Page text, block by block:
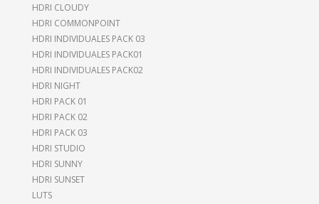
HDRI CLOUDY
HDRI COMMONPOINT
HDRI INDIVIDUALES PACK 03
HDRI INDIVIDUALES PACK01
HDRI INDIVIDUALES PACK02
HDRI NIGHT
HDRI PACK 01
HDRI PACK 02
HDRI PACK 03
HDRI STUDIO
HDRI SUNNY
HDRI SUNSET
LUTS